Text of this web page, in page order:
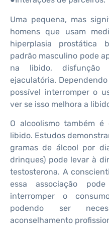
Uma pequena, mas
homens que usam
hiperplasia prostática
padrão masculino pode
na libido, disfunção
ejaculatória.
possível interromper o
ver se isso melhora a
O alcoolismo também
libido. Estudos
gramas de álcool por
drinques) pode levar à
testosterona. A
essa associação
interromper o
podendo ser
aconselhamento